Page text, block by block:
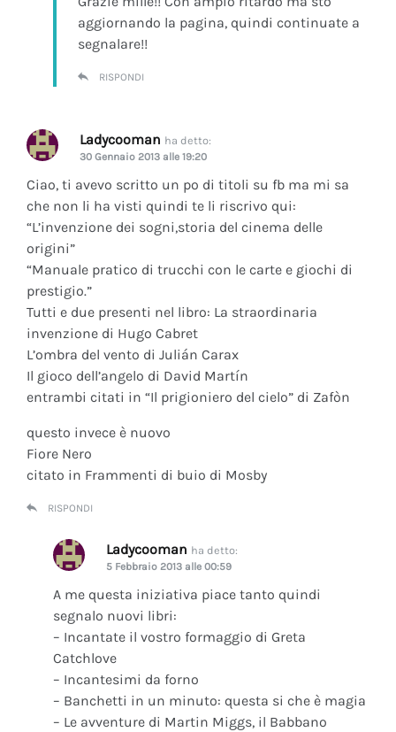
aggiornando la pagina, quindi continuate a
segnalare!!
RISPONDI
Ladycooman ha detto:
30 Gennaio 2013 alle 19:20
Ciao, ti avevo scritto un po di titoli su fb ma mi sa
che non li ha visti quindi te li riscrivo qui:
“L’invenzione dei sogni,storia del cinema delle
origini”
“Manuale pratico di trucchi con le carte e giochi di
prestigio.”
Tutti e due presenti nel libro: La straordinaria
invenzione di Hugo Cabret
L’ombra del vento di Julián Carax
Il gioco dell’angelo di David Martín
entrambi citati in “Il prigioniero del cielo” di Zafòn
questo invece è nuovo
Fiore Nero
citato in Frammenti di buio di Mosby
RISPONDI
Ladycooman ha detto:
5 Febbraio 2013 alle 00:59
A me questa iniziativa piace tanto quindi
segnalo nuovi libri:
– Incantate il vostro formaggio di Greta
Catchlove
– Incantesimi da forno
– Banchetti in un minuto: questa si che è magia
– Le avventure di Martin Miggs, il Babbano